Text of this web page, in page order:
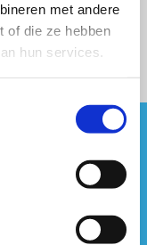
met andere
of die ze hebben
hun services.